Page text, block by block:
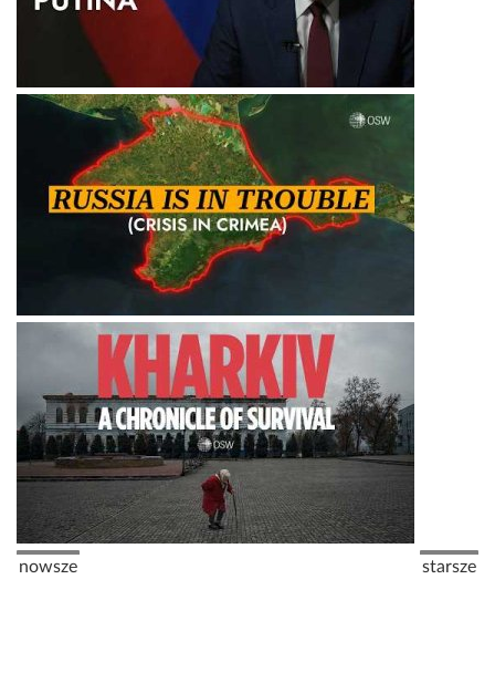
Stronicowanie
Poprzednia strona
nowsze starsze